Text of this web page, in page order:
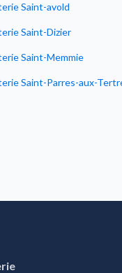
Saint-avold
Saint-Dizier
Saint-Memmie
Saint-Parres-aux-